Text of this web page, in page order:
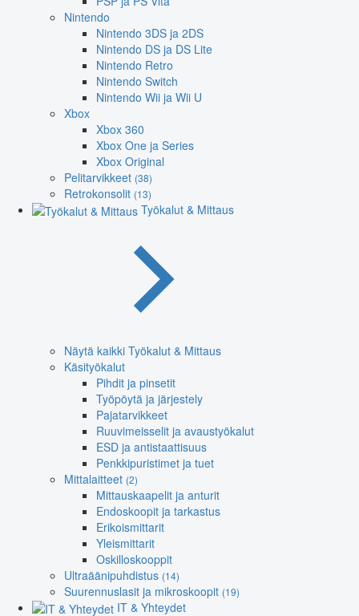
Nintendo
Nintendo 3DS ja 2DS
Nintendo DS ja DS Lite
Nintendo Retro
Nintendo Switch
Nintendo Wii ja Wii U
Xbox
Xbox 360
Xbox One ja Series
Xbox Original
Pelitarvikkeet (38)
Retrokonsolit (13)
Työkalut & Mittaus
Näytä kaikki Työkalut & Mittaus
Käsityökalut
Pihdit ja pinsetit
Työpöytä ja järjestely
Pajatarvikkeet
Ruuvimeisselit ja avaustyökalut
ESD ja antistaattisuus
Penkkipuristimet ja tuet
Mittalaitteet (2)
Mittauskaapelit ja anturit
Endoskoopit ja tarkastus
Erikoismittarit
Yleismittarit
Oskilloskooppit
Ultraäänipuhdistus (14)
Suurennuslasit ja mikroskoopit (19)
IT & Yhteydet